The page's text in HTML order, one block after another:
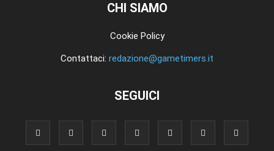
CHI SIAMO
Cookie Policy
Contattaci: redazione@gametimers.it
SEGUICI